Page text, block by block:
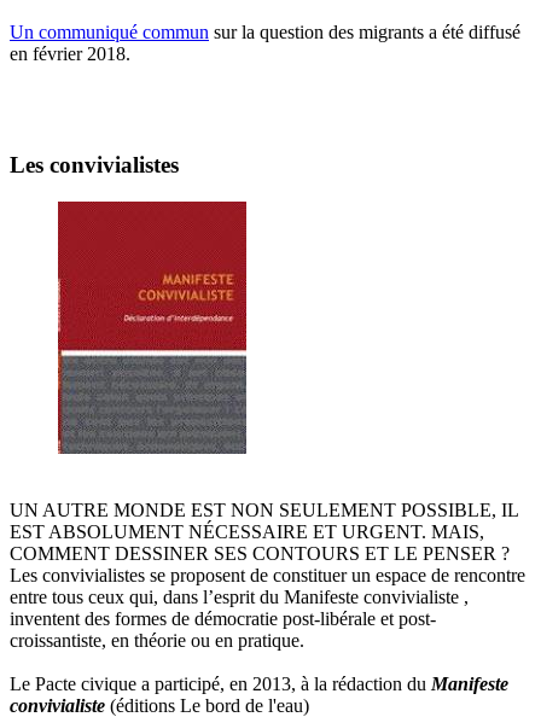
Un communiqué commun sur la question des migrants a été diffusé
en février 2018.
Les convivialistes
UN AUTRE MONDE EST NON SEULEMENT POSSIBLE, IL
EST ABSOLUMENT NÉCESSAIRE ET URGENT. MAIS,
COMMENT DESSINER SES CONTOURS ET LE PENSER ?
Les convivialistes se proposent de constituer un espace de rencontre
entre tous ceux qui, dans l’esprit du Manifeste convivialiste ,
inventent des formes de démocratie post-libérale et post-
croissantiste, en théorie ou en pratique.
Le Pacte civique a participé, en 2013, à la rédaction du Manifeste
convivialiste (éditions Le bord de l'eau)